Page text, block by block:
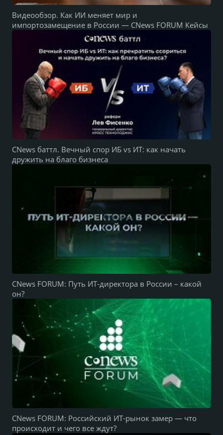
Видеообзор. Как ИИ меняет мир и
импортозамещение в России — CNews FORUM Кейсы
CNews баттл. Вечный спор ИБ vs ИТ: как начать
дружить на благо бизнеса
CNews FORUM: Путь ИТ-директора в России – какой
он?
CNews FORUM: Российский ИТ-рынок замер — что
происходит и чего все ждут?